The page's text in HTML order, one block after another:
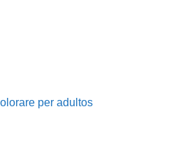
per adultos